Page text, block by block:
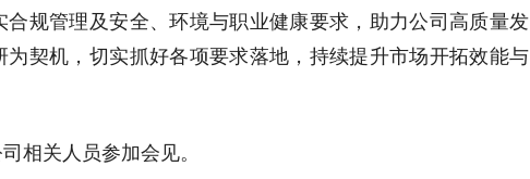
规管理及安全、环境与职业健康要求，助力公司高质量发
契机，切实抓好各项要求落地，持续提升市场开拓效能与
相关人员参加会见。